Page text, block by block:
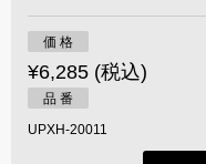
価 格
¥6,285 (税込)
品 番
UPXH-20011